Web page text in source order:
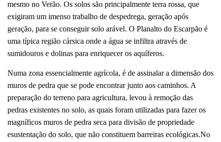
mesmo no Verão. Os solos são principalmente terra rossa, que
exigiram um imenso trabalho de despedrega, geração após
geração, para se conseguir solo arável. O Planalto do Escarpão é
uma típica região cársica onde a água se infiltra através de
sumidouros e dolinas para enriquecer os aquíferos.
Numa zona essencialmente agrícola, é de assinalar a dimensão dos
muros de pedra que se pode encontrar junto aos caminhos. A
preparação do terreno para agricultura, levou à remoção das
pedras existentes no solo, as quais foram utilizadas para fazer os
magníficos muros de pedra seca para divisão de propriedade
esustentação do solo, que não constituem barreiras ecológicas.No